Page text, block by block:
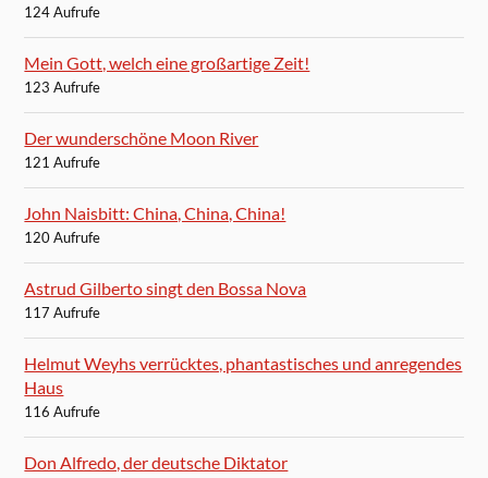
124 Aufrufe
Mein Gott, welch eine großartige Zeit!
123 Aufrufe
Der wunderschöne Moon River
121 Aufrufe
John Naisbitt: China, China, China!
120 Aufrufe
Astrud Gilberto singt den Bossa Nova
117 Aufrufe
Helmut Weyhs verrücktes, phantastisches und anregendes
Haus
116 Aufrufe
Don Alfredo, der deutsche Diktator